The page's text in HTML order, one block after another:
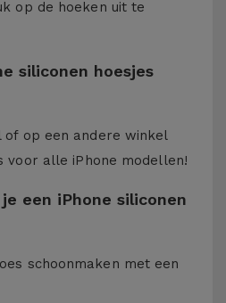
op de hoeken uit te
siliconen hoesjes
of op een andere winkel
voor alle iPhone modellen!
een iPhone siliconen
schoonmaken met een